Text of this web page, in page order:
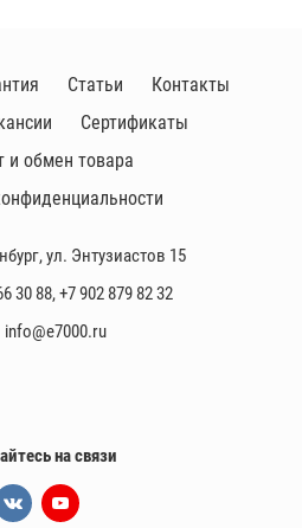
ул. Энтузиастов 15
30 88,+7 902 879 82 32
info@e7000.ru
Статьи
Контакты
Сертификаты
и обмен товара
на связи